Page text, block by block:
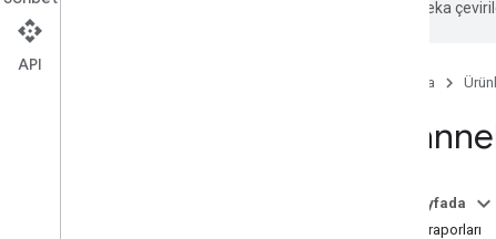
You
Kullanabileceğiniz Raporlar
Yapay zeka
Ana Sayfa
Bu sayfada
Video raporları
API